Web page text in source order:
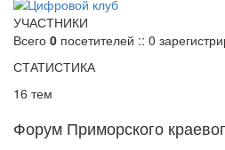
УЧАСТНИКИ
Всего 0 посетителей :: 0
СТАТИСТИКА
16 тем
Форум Приморского